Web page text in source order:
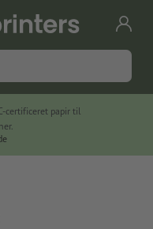
certificeret papir til